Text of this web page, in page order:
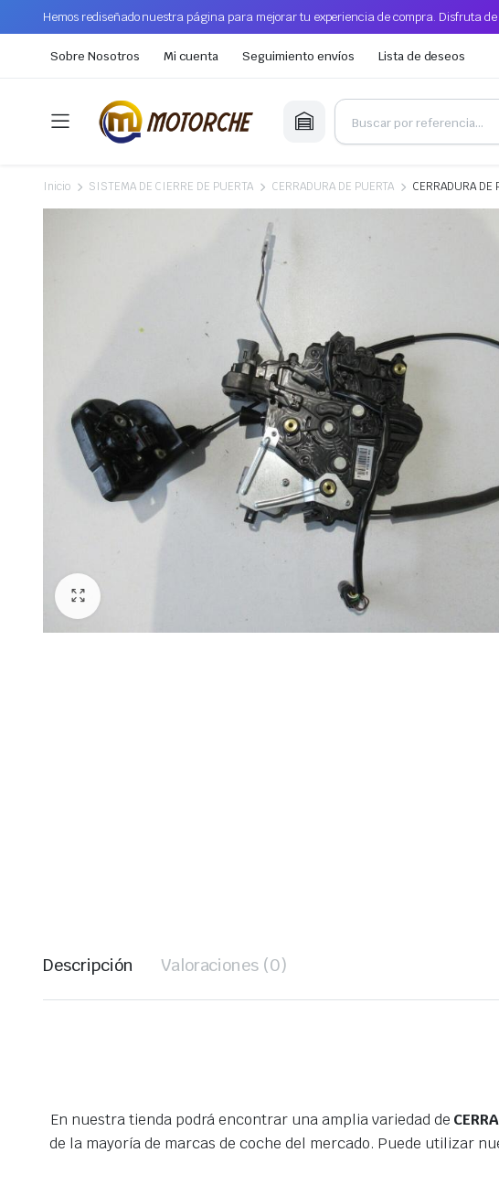
Hemos rediseñado nuestra página para mejorar tu experiencia de compra. Disfruta
Sobre Nosotros Mi cuenta Seguimiento envíos Lista de deseos
Inicio SISTEMA DE CIERRE DE PUERTA CERRADURA DE PUERTA CERRADURA
Descripción Valoraciones (0)
En nuestra tienda podrá encontrar una amplia variedad de
de la mayoría de marcas de coche del mercado. Puede utilizar